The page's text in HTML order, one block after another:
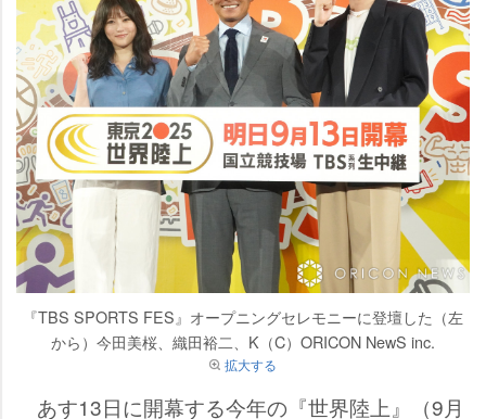
『TBS SPORTS FES』オープニングセレモニーに登壇した（左
から）今田美桜、織田裕二、K（C）ORICON NewS inc.
拡大する
あす13日に開幕する今年の『世界陸上』（9月